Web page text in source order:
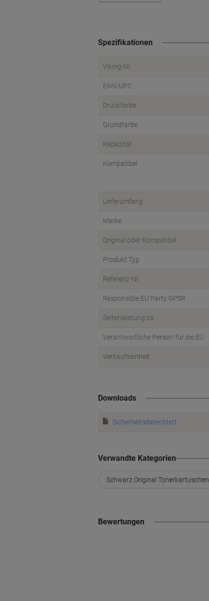
Spezifikationen
Viking-Nr.
EAN/UPC
Druckfarbe
Grundfarbe
Kapazität
Kompatibel
Lieferumfang
Marke
Original oder Kompatibel
Produkt Typ
Referenz-Nr.
Responsible EU Party GPSR
Seitenleistung ca.
Verantwortliche Person für die EU
Verkaufseinheit
Downloads
Sicherheitsdatenblatt
Verwandte Kategorien
Schwarz Original Tonerkartuschen
Bewertungen